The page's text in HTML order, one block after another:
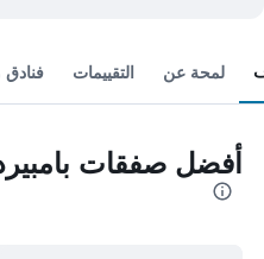
لمحة عن التقييمات
أفضل صفقات